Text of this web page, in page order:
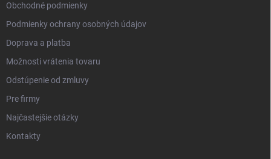
Obchodné podmienky
Podmienky ochrany osobných údajov
Doprava a platba
Možnosti vrátenia tovaru
Odstúpenie od zmluvy
Pre firmy
Najčastejšie otázky
Kontakty